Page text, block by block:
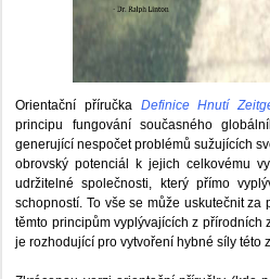
Orientační příručka Definice Hnutí
principu fungování současného
generující nespočet problémů sužujících
obrovský potenciál k jejich celkovému
udržitelné společnosti, který přímo
schopností. To vše se může uskutečnit
těmto principům vyplývajících z přírodních
je rozhodující pro vytvoření hybné síly této